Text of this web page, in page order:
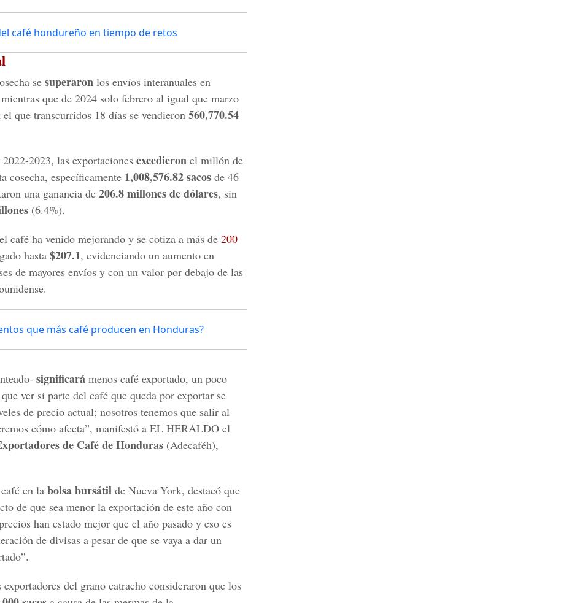
café hondureño en tiempo de retos
se superaron los envíos interanuales en
que de 2024 solo febrero al igual que marzo
que transcurridos 18 días se vendieron 560,770.54
2023, las exportaciones excedieron el millón de
cosecha, específicamente 1,008,576.82 sacos de 46
una ganancia de 206.8 millones de dólares, sin
(6.4%).
café ha venido mejorando y se cotiza a más de 200
hasta $207.1, evidenciando un aumento en
de mayores envíos y con un valor por debajo de las
que más café producen en Honduras?
significará menos café exportado, un poco
ver si parte del café que queda por exportar se
de precio actual; nosotros tenemos que salir al
cómo afecta”, manifestó a EL HERALDO el
de Café de Honduras (Adecaféh),
en la bolsa bursátil de Nueva York, destacó que
de que sea menor la exportación de este año con
han estado mejor que el año pasado y eso es
de divisas a pesar de que se vaya a dar un
del grano catracho consideraron que los